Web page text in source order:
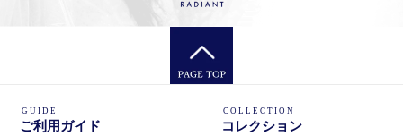
GUIDE
ご利用ガイド
COLLECTION
コレクション